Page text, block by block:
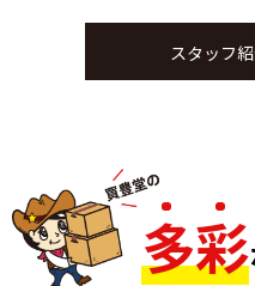
スタッフ
多彩